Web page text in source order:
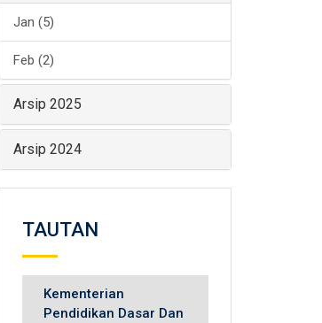
Jan (5)
Feb (2)
Arsip 2025
Arsip 2024
TAUTAN
Kementerian
Pendidikan Dasar Dan